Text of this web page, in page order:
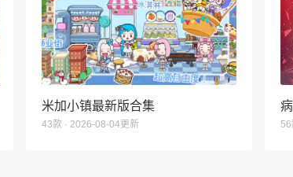
米加小镇最新版合集
43款 · 2026-08-04更新 56